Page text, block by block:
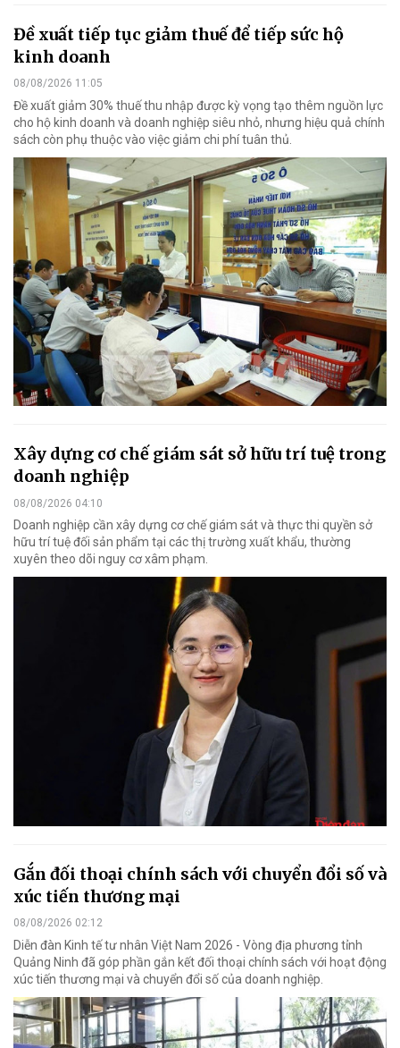
Đề xuất tiếp tục giảm thuế để tiếp sức hộ
kinh doanh
08/08/2026 11:05
Đề xuất giảm 30% thuế thu nhập được kỳ vọng tạo thêm nguồn lực
cho hộ kinh doanh và doanh nghiệp siêu nhỏ, nhưng hiệu quả chính
sách còn phụ thuộc vào việc giảm chi phí tuân thủ.
Xây dựng cơ chế giám sát sở hữu trí tuệ trong
doanh nghiệp
08/08/2026 04:10
Doanh nghiệp cần xây dựng cơ chế giám sát và thực thi quyền sở
hữu trí tuệ đối sản phẩm tại các thị trường xuất khẩu, thường
xuyên theo dõi nguy cơ xâm phạm.
Gắn đối thoại chính sách với chuyển đổi số và
xúc tiến thương mại
08/08/2026 02:12
Diễn đàn Kinh tế tư nhân Việt Nam 2026 - Vòng địa phương tỉnh
Quảng Ninh đã góp phần gắn kết đối thoại chính sách với hoạt động
xúc tiến thương mại và chuyển đổi số của doanh nghiệp.